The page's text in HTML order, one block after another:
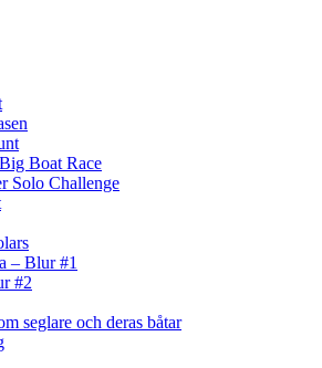
Boat Race
Solo Challenge
– Blur #1
#2
seglare och deras båtar